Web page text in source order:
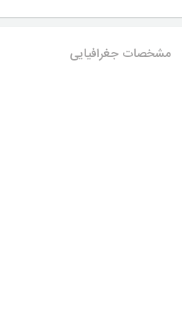
مشخصات جغرافیایی